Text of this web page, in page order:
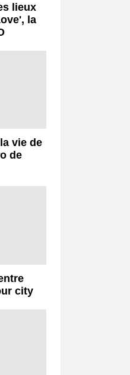
lieux
la
vie de
de
city